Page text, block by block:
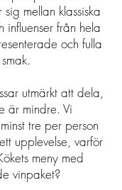
mellan klassiska
influenser från hela
och fulla
utmärkt att dela,
är mindre. Vi
tre per person
upplevelse, varför
meny med
vinpaket?